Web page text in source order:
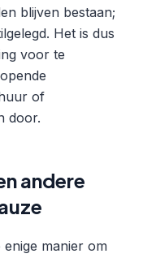
blijven bestaan;
Het is dus
voor te
of
door.
andere
manier om